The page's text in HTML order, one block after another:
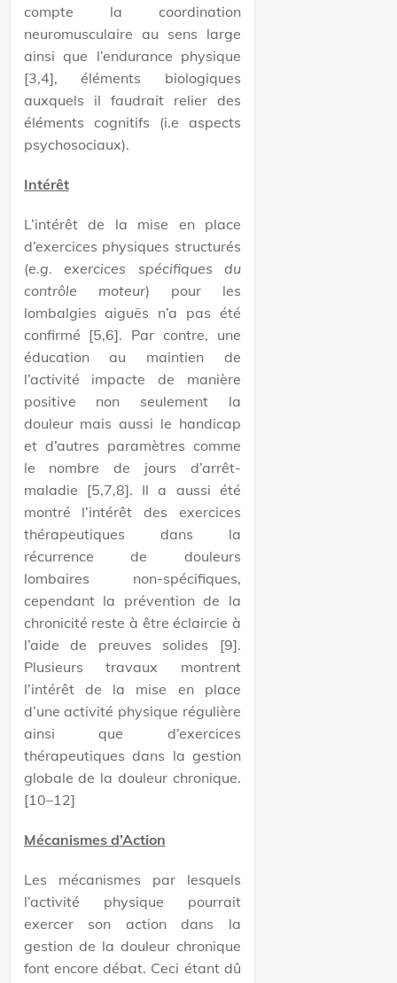
compte la coordination
neuromusculaire au sens large
ainsi que l’endurance physique
[3,4], éléments biologiques
auxquels il faudrait relier des
éléments cognitifs (i.e aspects
psychosociaux).
Intérêt
L’intérêt de la mise en place
d’exercices physiques structurés
(e.g. exercices spécifiques du
contrôle moteur) pour les
lombalgies aiguës n’a pas été
confirmé [5,6]. Par contre, une
éducation au maintien de
l’activité impacte de manière
positive non seulement la
douleur mais aussi le handicap
et d’autres paramètres comme
le nombre de jours d’arrêt-
maladie [5,7,8]. Il a aussi été
montré l’intérêt des exercices
thérapeutiques dans la
récurrence de douleurs
lombaires non-spécifiques,
cependant la prévention de la
chronicité reste à être éclaircie à
l’aide de preuves solides [9].
Plusieurs travaux montrent
l’intérêt de la mise en place
d’une activité physique régulière
ainsi que d’exercices
thérapeutiques dans la gestion
globale de la douleur chronique.
[10–12]
Mécanismes d’Action
Les mécanismes par lesquels
l’activité physique pourrait
exercer son action dans la
gestion de la douleur chronique
font encore débat. Ceci étant dû